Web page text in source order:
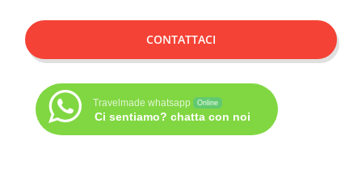
CONTATTACI
Travelmade whatsapp Online
Ci sentiamo? chatta con noi